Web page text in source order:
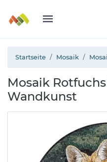
Startseite Mosaik
Mosaik
Wandkunst